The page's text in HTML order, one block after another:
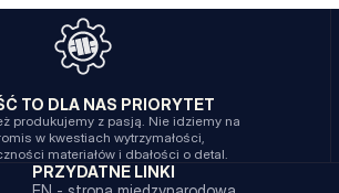
TO DLA NAS PRIORYTET
produkujemy z pasją. Nie idziemy na
w kwestiach wytrzymałości,
materiałów i dbałości o detal.
PRZYDATNE LINKI